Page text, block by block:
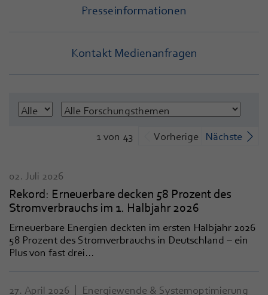
Presseinformationen
Kontakt Medienanfragen
1 von 43 Vorherige Nächste
02. Juli 2026
Rekord: Erneuerbare decken 58 Prozent des
Stromverbrauchs im 1. Halbjahr 2026
Erneuerbare Energien deckten im ersten Halbjahr 2026
58 Prozent des Stromverbrauchs in Deutschland – ein
Plus von fast drei...
27. April 2026 Energiewende & Systemoptimierung